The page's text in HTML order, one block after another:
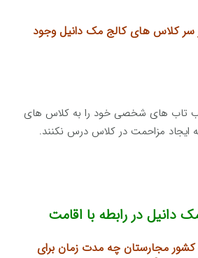
سر کلاس های کالج مک دانیل وجود
تاب های شخصی خود را به کلاس های
ایجاد مزاحمت در کلاس درس نکنند.
در رابطه با اقامت
مجارستان چه مدت زمان برای